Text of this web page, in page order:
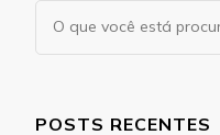
Procurando
algo?
POSTS RECENTES